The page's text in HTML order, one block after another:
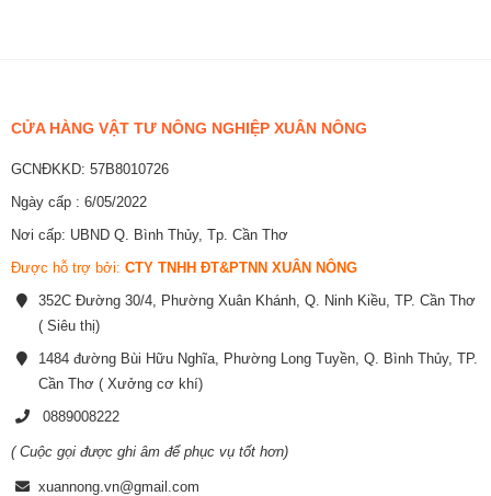
CỬA HÀNG VẬT TƯ NÔNG NGHIỆP XUÂN NÔNG
GCNĐKKD: 57B8010726
Ngày cấp : 6/05/2022
Nơi cấp: UBND Q. Bình Thủy, Tp. Cần Thơ
Được hỗ trợ bởi: CTY TNHH ĐT&PTNN XUÂN NÔNG
352C Đường 30/4, Phường Xuân Khánh, Q. Ninh Kiều, TP. Cần Thơ
( Siêu thị)
1484 đường Bùi Hữu Nghĩa, Phường Long Tuyền, Q. Bình Thủy, TP.
Cần Thơ ( Xưởng cơ khí)
0889008222
( Cuộc gọi được ghi âm để phục vụ tốt hơn)
xuannong.vn@gmail.com